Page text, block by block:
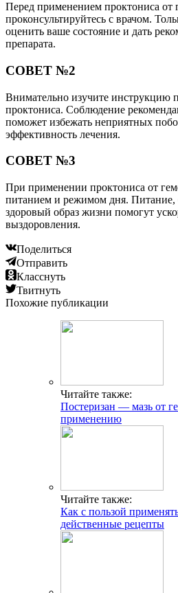
Перед применением проктониса от
проконсультируйтесь с врачом.
оценить ваше состояние и дать
препарата.
СОВЕТ №2
Внимательно изучите инструкцию
проктониса. Соблюдение
поможет избежать неприятных
эффективность лечения.
СОВЕТ №3
При применении проктониса от
питанием и режимом дня. Питание,
здоровый образ жизни помогут
выздоровления.
Поделиться
Отправить
Класснуть
Твитнуть
Похожие публикации
Читайте также:
Постеризан — мазь от
применению
Читайте также:
Как с пользой
действенные рецепты